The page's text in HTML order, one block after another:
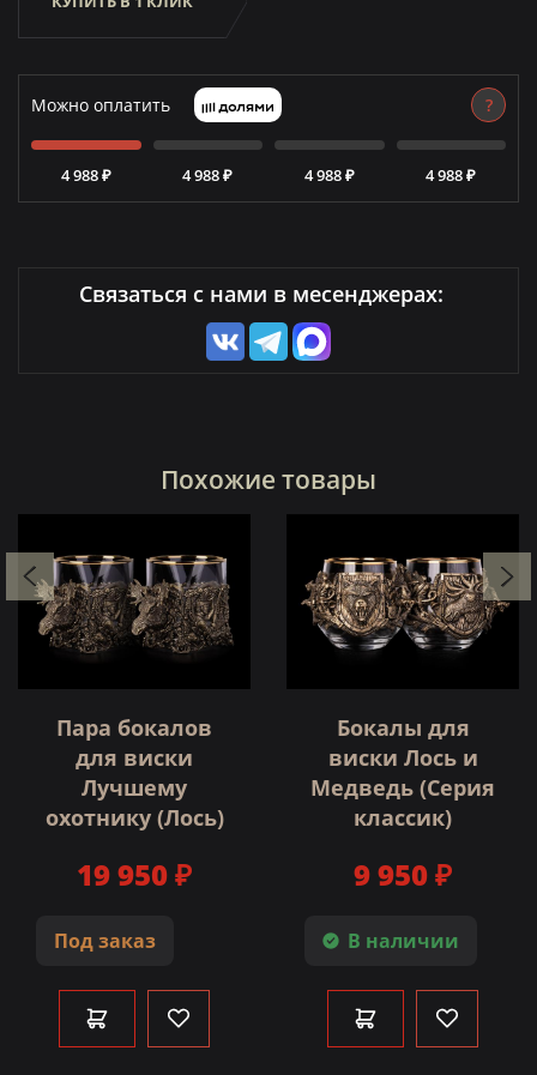
Можно оплатить ?
4 988 ₽ 4 988 ₽ 4 988 ₽ 4 988 ₽
Связаться с нами в месенджерах:
Похожие товары
Пара бокалов
для виски
Лучшему
охотнику (Лось)
Под заказ
19 950 ₽
Бокалы для
виски Лось и
Медведь (Серия
классик)
В наличии
9 950 ₽